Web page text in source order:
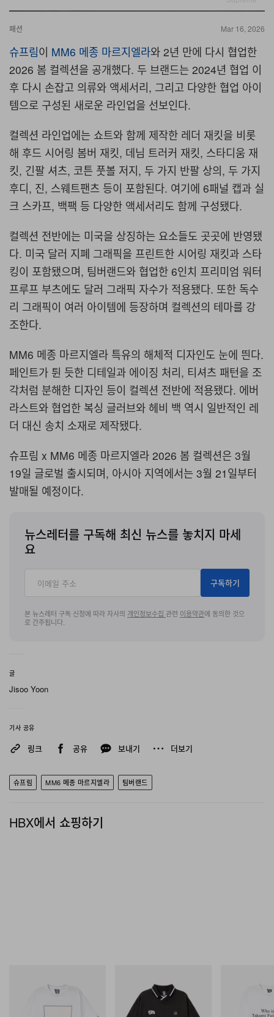
패션 Mar 16, 2026
슈프림이 MM6 메종 마르지엘라와 2년 만에 다시 협업한
2026 봄 컬렉션을 공개했다. 두 브랜드는 2024년 협업 이
후 다시 손잡고 의류와 액세서리, 그리고 다양한 협업 아이
템으로 구성된 새로운 라인업을 선보인다.
컬렉션 라인업에는 쇼트와 함께 제작한 레더 재킷을 비롯
해 후드 시어링 봄버 재킷, 데님 트러커 재킷, 스타디움 재
킷, 긴팔 셔츠, 코튼 풋볼 저지, 두 가지 반팔 상의, 두 가지
후디, 진, 스웨트팬츠 등이 포함된다. 여기에 6패널 캡과 실
크 스카프, 백팩 등 다양한 액세서리도 함께 구성됐다.
컬렉션 전반에는 미국을 상징하는 요소들도 곳곳에 반영됐
다. 미국 달러 지폐 그래픽을 프린트한 시어링 재킷과 스타
킹이 포함됐으며, 팀버랜드와 협업한 6인치 프리미엄 워터
프루프 부츠에도 달러 그래픽 자수가 적용됐다. 또한 독수
리 그래픽이 여러 아이템에 등장하며 컬렉션의 테마를 강
조한다.
MM6 메종 마르지엘라 특유의 해체적 디자인도 눈에 띈다.
페인트가 튄 듯한 디테일과 에이징 처리, 티셔츠 패턴을 조
각처럼 분해한 디자인 등이 컬렉션 전반에 적용됐다. 에버
라스트와 협업한 복싱 글러브와 헤비 백 역시 일반적인 레
더 대신 송치 소재로 제작됐다.
슈프림 x MM6 메종 마르지엘라 2026 봄 컬렉션은 3월
19일 글로벌 출시되며, 아시아 지역에서는 3월 21일부터
발매될 예정이다.
뉴스레터를 구독해 최신 뉴스를 놓치지 마세
요
구독하기
본 뉴스레터 구독 신청에 따라 자사의 개인정보수집 관련 이용약관에 동의한 것으
로 간주됩니다.
글
Jisoo Yoon
기사 공유
링크 공유 보내기 더보기
슈프림 MM6 메종 마르지엘라 팀버랜드
HBX에서 쇼핑하기
Billionaire Boys Club X Initial
D Cotton T-Shirt 2
Billionaire Boys Club X Initial
D Game Shirt
쇼핑하기
Billionaire
D Cotton T-